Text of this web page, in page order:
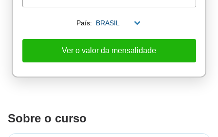
Sobre o curso
Excelência no mercado de trabalho
País: BRASIL
Ver o valor da mensalidade